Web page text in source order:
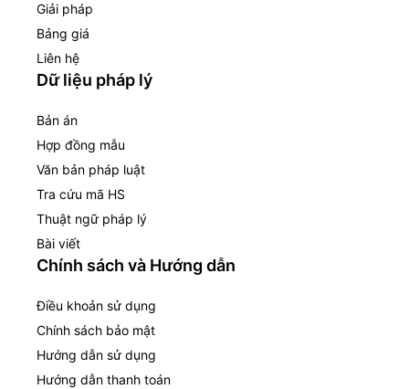
Giải pháp
Bảng giá
Liên hệ
Dữ liệu pháp lý
Bản án
Hợp đồng mẫu
Văn bản pháp luật
Tra cứu mã HS
Thuật ngữ pháp lý
Bài viết
Chính sách và Hướng dẫn
Điều khoản sử dụng
Chính sách bảo mật
Hướng dẫn sử dụng
Hướng dẫn thanh toán